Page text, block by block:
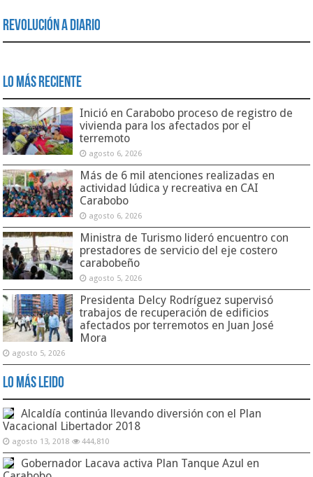
Revolución a Diario
Lo Más Reciente
Inició en Carabobo proceso de registro de
vivienda para los afectados por el
terremoto
agosto 6, 2026
Más de 6 mil atenciones realizadas en
actividad lúdica y recreativa en CAI
Carabobo
agosto 6, 2026
Ministra de Turismo lideró encuentro con
prestadores de servicio del eje costero
carabobeño
agosto 5, 2026
Presidenta Delcy Rodríguez supervisó
trabajos de recuperación de edificios
afectados por terremotos en Juan José
Mora
agosto 5, 2026
Lo Más Leido
Alcaldía continúa llevando diversión con el Plan
Vacacional Libertador 2018
agosto 13, 2018 444,810
Gobernador Lacava activa Plan Tanque Azul en